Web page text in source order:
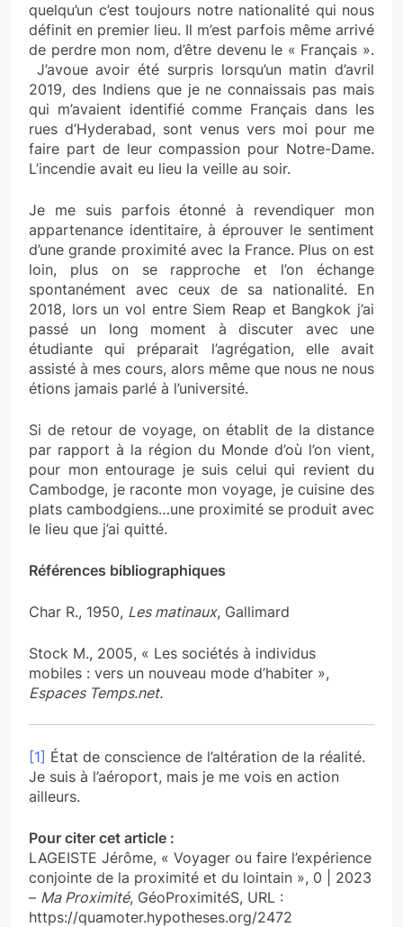
quelqu’un c’est toujours notre nationalité qui nous
définit en premier lieu. Il m’est parfois même arrivé
de perdre mon nom, d’être devenu le « Français ».
J’avoue avoir été surpris lorsqu’un matin d’avril
2019, des Indiens que je ne connaissais pas mais
qui m’avaient identifié comme Français dans les
rues d’Hyderabad, sont venus vers moi pour me
faire part de leur compassion pour Notre-Dame.
L’incendie avait eu lieu la veille au soir.
Je me suis parfois étonné à revendiquer mon
appartenance identitaire, à éprouver le sentiment
d’une grande proximité avec la France. Plus on est
loin, plus on se rapproche et l’on échange
spontanément avec ceux de sa nationalité. En
2018, lors un vol entre Siem Reap et Bangkok j’ai
passé un long moment à discuter avec une
étudiante qui préparait l’agrégation, elle avait
assisté à mes cours, alors même que nous ne nous
étions jamais parlé à l’université.
Si de retour de voyage, on établit de la distance
par rapport à la région du Monde d’où l’on vient,
pour mon entourage je suis celui qui revient du
Cambodge, je raconte mon voyage, je cuisine des
plats cambodgiens…une proximité se produit avec
le lieu que j’ai quitté.
Références bibliographiques
Char R., 1950, Les matinaux, Gallimard
Stock M., 2005, « Les sociétés à individus
mobiles : vers un nouveau mode d’habiter »,
Espaces Temps.net.
[1] État de conscience de l’altération de la réalité.
Je suis à l’aéroport, mais je me vois en action
ailleurs.
Pour citer cet article :
LAGEISTE Jérôme, « Voyager ou faire l’expérience
conjointe de la proximité et du lointain », 0 | 2023
– Ma Proximité, GéoProximitéS, URL :
https://quamoter.hypotheses.org/2472